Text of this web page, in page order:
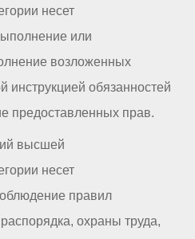
несет
или
возложенных
инструкцией обязанностей
предоставленных прав.
высшей
несет
правил
охраны труда,